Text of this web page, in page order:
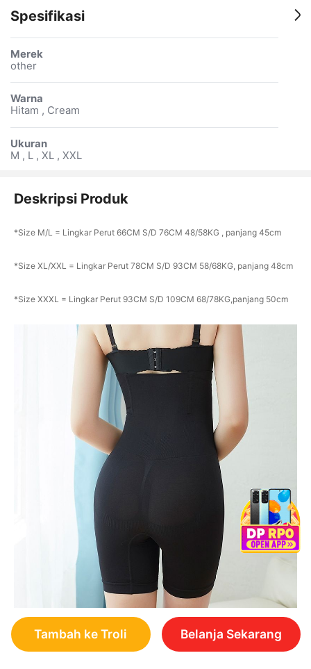
Spesifikasi
Merek
other
Warna
Hitam , Cream
Ukuran
M , L , XL , XXL
Deskripsi Produk
*Size M/L = Lingkar Perut 66CM S/D 76CM 48/58KG , panjang 45cm
*Size XL/XXL = Lingkar Perut 78CM S/D 93CM 58/68KG, panjang 48cm
*Size XXXL = Lingkar Perut 93CM S/D 109CM 68/78KG,panjang 50cm
Tambah ke Troli Belanja Sekarang